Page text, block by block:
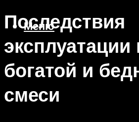
Меню
Последствия
эксплуатации
богатой и
смеси